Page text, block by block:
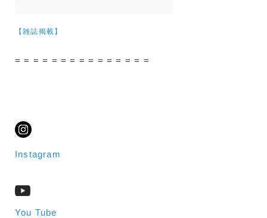
【雑誌掲載】
= = = = = = = = = = = = = = =
Instagram
You Tube